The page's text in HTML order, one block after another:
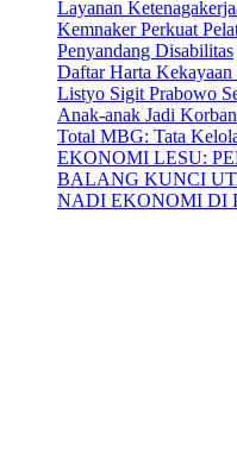
Layanan
Kemnaker Perkuat
Penyandang Disabilitas
Daftar Harta
Listyo Sigit Prabowo
Anak-anak Jadi
Total MBG: Tata
EKONOMI LESU:
BALANG KUNCI
NADI EKONOMI DI